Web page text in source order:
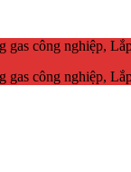
gas công nghiệp,
gas công nghiệp,